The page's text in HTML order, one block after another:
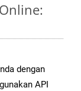
dengan
API